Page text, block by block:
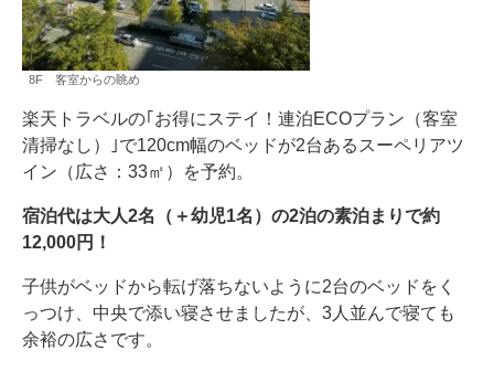
8F 客室からの眺め
楽天トラベルの｢お得にステイ！連泊ECOプラン（客室
清掃なし）｣で120cm幅のベッドが2台あるスーペリアツ
イン（広さ：33㎡）を予約。
宿泊代は大人2名（＋幼児1名）の2泊の素泊まりで約
12,000円！
子供がベッドから転げ落ちないように2台のベッドをく
っつけ、中央で添い寝させましたが、3人並んで寝ても
余裕の広さです。